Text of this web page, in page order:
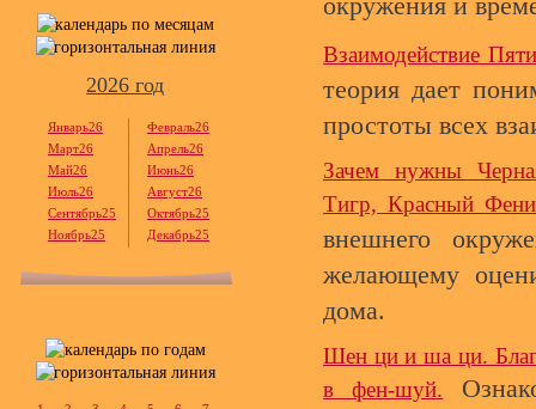
2026 год
Январь26
Февраль26
Март26
Апрель26
Май26
Июнь26
Июль26
Август26
Сентябрь25
Октябрь25
Ноябрь25
Декабрь25
окружения и
Взаимодействие
теория дает
простоты всех
Зачем нужны
Тигр, Красный
внешнего
желающему
дома.
Шен ци и ша ци.
в фен-шуй.